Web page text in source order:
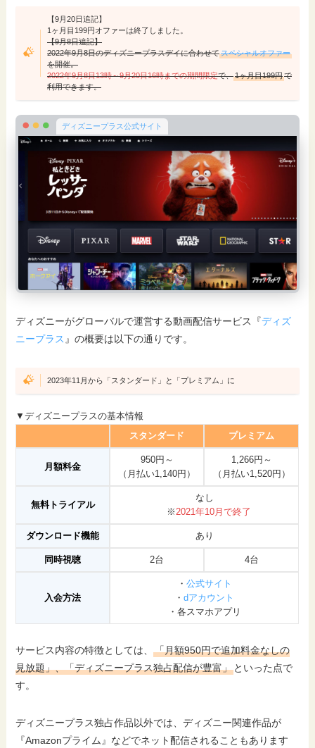
【9月20日追記】
1ヶ月目199円オファーは終了しました。
【9月8日追記】
2022年9月8日のディズニープラスデイに合わせてスペシャルオファー
を開催。
2022年9月8日13時～9月20日16時までの期間限定で、1ヶ月目199円で
利用できます。
ディズニープラス公式サイト
ディズニーがグローバルで運営する動画配信サービス『ディズ
ニープラス 』の概要は以下の通りです。
2023年11月から「スタンダード」と「プレミアム」に
▼ディズニープラスの基本情報
スタンダード
プレミアム
月額料金
950円～
（月払い1,140円）
1,266円～
（月払い1,520円）
無料トライアル
なし
※ 2021年10月で終了
ダウンロード機能 あり
同時視聴 2台 4台
入会方法
・ 公式サイト
・dアカウント
・各スマホアプリ
サービス内容の特徴としては、「月額950円で追加料金なしの
見放題」、「ディズニープラス独占配信が豊富」 といった点で
す。
ディズニープラス独占作品以外では、ディズニー関連作品が
『Amazonプライム』などでネット配信されることもあります